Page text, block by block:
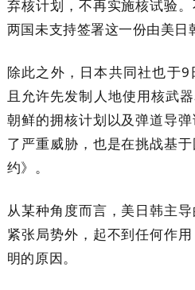
弃核计划，不再实施核试验
两国未支持签署这一份由美日
除此之外，日本共同社也于
且允许先发制人地使用核武
朝鲜的拥核计划以及弹道导
了严重威胁，也是在挑战基
约》。
从某种角度而言，美日韩主
紧张局势外，起不到任何作
明的原因。